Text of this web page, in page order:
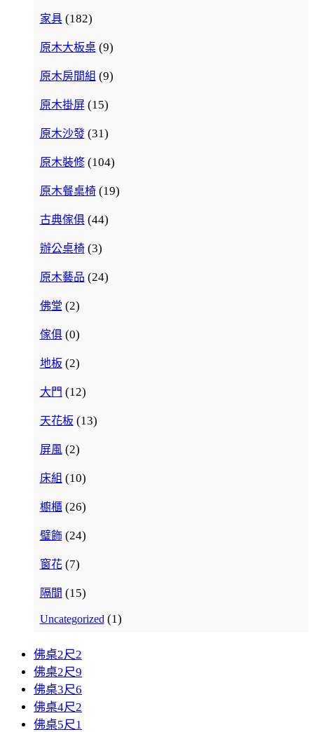
家具 (182)
原木大板桌 (9)
原木房間組 (9)
原木掛屏 (15)
原木沙發 (31)
原木裝修 (104)
原木餐桌椅 (19)
古典傢俱 (44)
辦公桌椅 (3)
原木藝品 (24)
佛堂 (2)
傢俱 (0)
地板 (2)
大門 (12)
天花板 (13)
屏風 (2)
床組 (10)
櫥櫃 (26)
璧飾 (24)
窗花 (7)
隔間 (15)
Uncategorized (1)
佛桌2尺2
佛桌2尺9
佛桌3尺6
佛桌4尺2
佛桌5尺1